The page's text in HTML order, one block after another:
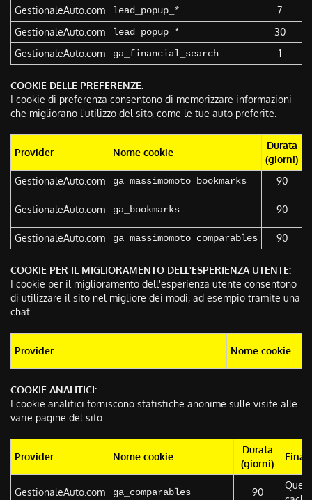
GestionaleAuto.com
lead_popup_* 7
GestionaleAuto.com
lead_popup_* 30
GestionaleAuto.com
ga_financial_search 1
COOKIE DELLE PREFERENZE:
I cookie di preferenza consentono di memorizzare informazioni
che migliorano l'utilizzo del sito, come le tue auto preferite.
Provider Nome cookie
Durata
(giorni)
GestionaleAuto.com ga_massimomoto_bookmarks 90
GestionaleAuto.com ga_bookmarks 90
GestionaleAuto.com
ga_massimomoto_comparables 90
COOKIE PER IL MIGLIORAMENTO DELL'ESPERIENZA UTENTE:
I cookie per il miglioramento dell'esperienza utente consentono
di utilizzare il sito nel migliore dei modi, ad esempio tramite una
chat.
Provider Nome cookie
COOKIE ANALITICI:
I cookie analitici forniscono statistiche anonime sulle visite alle
varie pagine del sito.
Provider Nome cookie
Durata
(giorni)
GestionaleAuto.com ga_comparables 90